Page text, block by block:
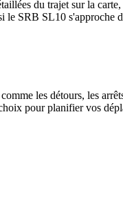
du trajet sur la
le SRB SL10 s'approche
les détours, les
pour planifier vos